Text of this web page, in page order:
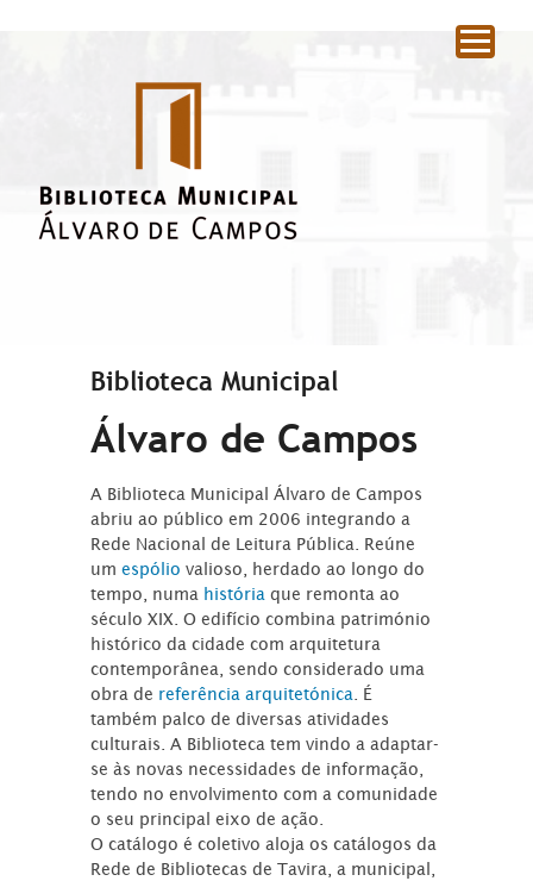
Biblioteca Municipal
Álvaro de Campos
A Biblioteca Municipal Álvaro de Campos
abriu ao público em 2006 integrando a
Rede Nacional de Leitura Pública. Reúne
umespóliovalioso, herdado ao longo do
tempo, numa história que remonta ao
século XIX. O edifício combina património
histórico da cidade com arquitetura
contemporânea, sendo considerado uma
obra de referência arquitetónica . É
também palco de diversas atividades
culturais. A Biblioteca tem vindo a adaptar-
se às novas necessidades de informação,
tendo no envolvimento com a comunidade
o seu principal eixo de ação.
O catálogo é coletivo aloja os catálogos da
Rede de Bibliotecas de Tavira, a municipal,